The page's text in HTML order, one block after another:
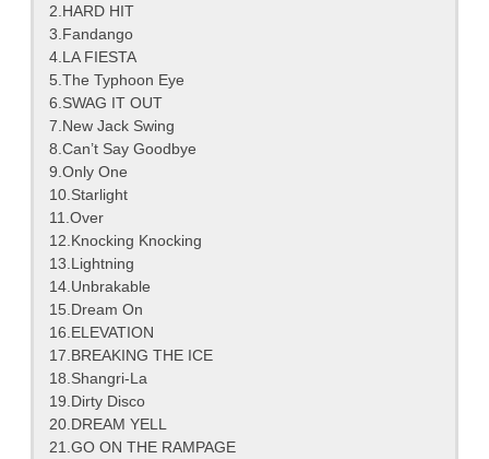
2.HARD HIT
3.Fandango
4.LA FIESTA
5.The Typhoon Eye
6.SWAG IT OUT
7.New Jack Swing
8.Can’t Say Goodbye
9.Only One
10.Starlight
11.Over
12.Knocking Knocking
13.Lightning
14.Unbrakable
15.Dream On
16.ELEVATION
17.BREAKING THE ICE
18.Shangri-La
19.Dirty Disco
20.DREAM YELL
21.GO ON THE RAMPAGE